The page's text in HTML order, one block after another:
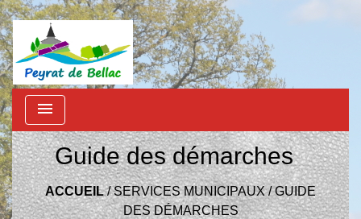
menu
Guide des démarches
ACCUEIL/SERVICES MUNICIPAUX/GUIDE
DES DÉMARCHES